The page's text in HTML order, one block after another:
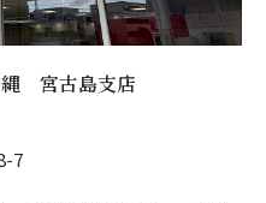
縄 宮古島支店
7